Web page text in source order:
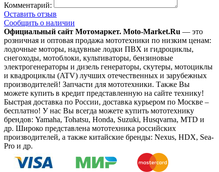
Комментарий:
Оставить отзыв
Сообщить о наличии
Официальный сайт Мотомаркет. Moto-Market.Ru — это
розничная и оптовая продажа мототехники по низким ценам:
лодочные моторы, надувные лодки ПВХ и гидроциклы,
снегоходы, мотоблоки, культиваторы, бензиновые
электрогенераторы и дизель генераторы, скутеры, мотоциклы
и квадроциклы (ATV) лучших отечественных и зарубежных
производителей! Запчасти для мототехники. Также Вы
можете купить в кредит представленную на сайте технику!
Быстрая доставка по России, доставка курьером по Москве –
бесплатно! У нас Вы всегда можете купить мототехнику
брендов: Yamaha, Tohatsu, Honda, Suzuki, Husqvarna, MTD и
др. Широко представлена мототехника российских
производителей, а также китайские бренды: Nexus, HDX, Sea-
Pro и др.